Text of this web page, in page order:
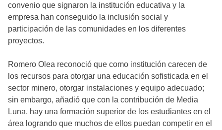
convenio que signaron la institución educativa y la
empresa han conseguido la inclusión social y
participación de las comunidades en los diferentes
proyectos.
Romero Olea reconoció que como institución carecen de
los recursos para otorgar una educación sofisticada en el
sector minero, otorgar instalaciones y equipo adecuado;
sin embargo, añadió que con la contribución de Media
Luna, hay una formación superior de los estudiantes en el
área logrando que muchos de ellos puedan competir en el